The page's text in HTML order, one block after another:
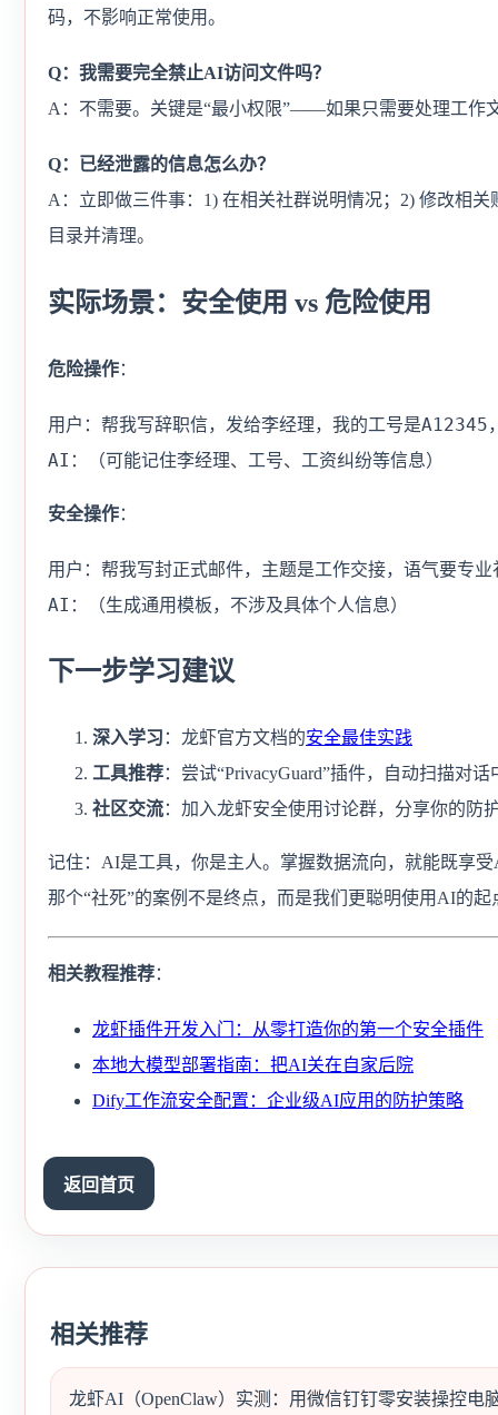
码，不影响正常使用。
Q：我需要完全禁止AI访问文件吗？
A：不需要。关键是“最小权限”——如果只需要处理工作
Q：已经泄露的信息怎么办？
A：立即做三件事：1) 在相关社群说明情况；2) 修改相
目录并清理。
实际场景：安全使用 vs 危险使用
危险操作：
用户：帮我写辞职信，发给李经理，我的工号是
AI：（可能记住李经理、工号、工资纠纷等信息）
安全操作：
用户：帮我写封正式邮件，主题是工作交接，语气要专业
AI：（生成通用模板，不涉及具体个人信息）
下一步学习建议
深入学习 ：龙虾官方文档的安全最佳实践
工具推荐：尝试“PrivacyGuard”插件，自动扫描对
社区交流：加入龙虾安全使用讨论群，分享你的防
记住：AI是工具，你是主人。掌握数据流向，就能既享
那个“社死”的案例不是终点，而是我们更聪明使用AI的起
相关教程推荐：
龙虾插件开发入门：从零打造你的第一个安全插件
本地大模型部署指南：把AI关在自家后院
Dify工作流安全配置：企业级AI应用的防护策略
返回首页
相关推荐
龙虾AI（OpenClaw）实测：用微信钉钉零安装操控电